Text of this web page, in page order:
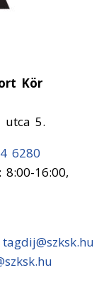
Kör
utca 5.
6280
16:00,
tagdij@szksk.hu